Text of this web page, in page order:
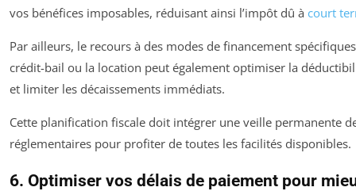
vos bénéfices imposables, réduisant ainsi l’impôt dû à court
Par ailleurs, le recours à des modes de financement
crédit-bail ou la location peut également optimiser la
et limiter les décaissements immédiats.
Cette planification fiscale doit intégrer une veille permanente
réglementaires pour profiter de toutes les facilités disponibles.
6. Optimiser vos délais de paiement pour